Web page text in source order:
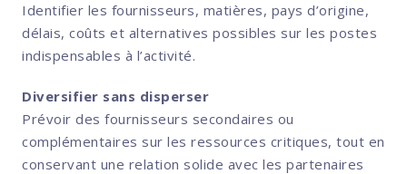
Identifier les fournisseurs, matières, pays d’origine,
délais, coûts et alternatives possibles sur les postes
indispensables à l’activité.
Diversifier sans disperser
Prévoir des fournisseurs secondaires ou
complémentaires sur les ressources critiques, tout en
conservant une relation solide avec les partenaires